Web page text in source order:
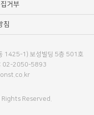
거부
침
1425-1) 보성빌딩 5층 501호
: 02-2050-5893
Reserved.